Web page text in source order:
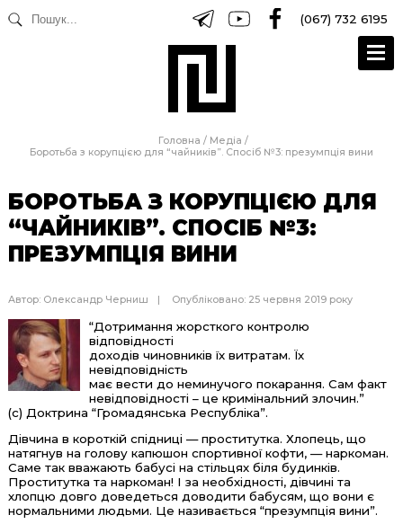
(067) 732 6195
Головна / Медіа /
Боротьба з корупцією для “чайників”. Спосіб №3: презумпція вини
БОРОТЬБА З КОРУПЦІЄЮ ДЛЯ
“ЧАЙНИКІВ”. СПОСІБ №3:
ПРЕЗУМПЦІЯ ВИНИ
Автор: Олександр Черниш Опубліковано: 25 червня 2019 року
“Дотримання жорсткого контролю
відповідності
доходів чиновників їх витратам. Їх
невідповідність
має вести до неминучого покарання. Сам факт
невідповідності – це кримінальний злочин.”
(с) Доктрина “Громадянська Республіка”.
Дівчина в короткій спідниці — проститутка. Хлопець, що
натягнув на голову капюшон спортивної кофти, — наркоман.
Саме так вважають бабусі на стільцях біля будинків.
Проститутка та наркоман! І за необхідності, дівчині та
хлопцю довго доведеться доводити бабусям, що вони є
нормальними людьми. Це називається “презумпція вини”.